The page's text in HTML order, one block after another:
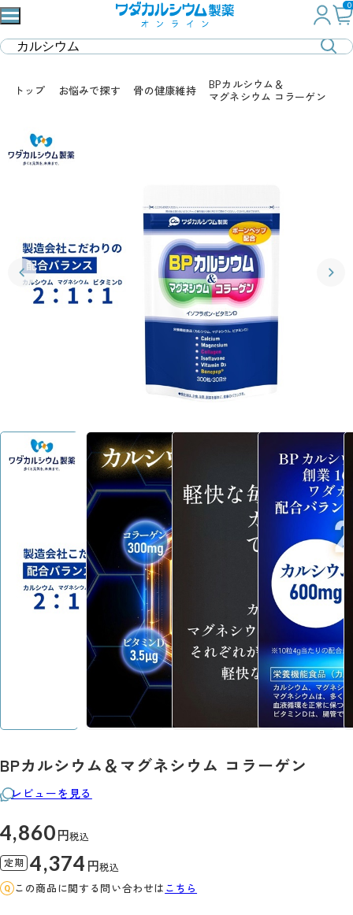
0
トップ お悩みで探す 骨の健康維持
BPカルシウム＆
マグネシウム コラーゲン
BPカルシウム＆マグネシウム コラーゲン
レビューを見る
4,860 円税込
定期 4,374 円税込
この商品に関する問い合わせは こちら